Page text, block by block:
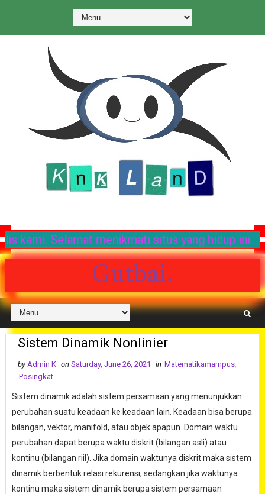
dari penulis-penulis kami. Selamat
Gutbai.
Sistem Dinamik Nonlinier
by Admin K on Saturday, June 26, 2021 in Matematikamampus,
Posingkat
Sistem dinamik adalah sistem persamaan yang menunjukkan
perubahan suatu keadaan ke keadaan lain. Keadaan bisa berupa
bilangan, vektor, manifold, atau objek apapun. Domain waktu
perubahan dapat berupa waktu diskrit (bilangan asli) atau
kontinu (bilangan riil). Jika domain waktunya diskrit maka sistem
dinamik berbentuk relasi rekurensi, sedangkan jika waktunya
kontinu maka sistem dinamik berupa sistem persamaan